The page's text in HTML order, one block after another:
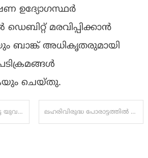
ഉദ്യോഗസ്ഥർ
മരവിപ്പിക്കാൻ
ബാങ്ക് അധികൃതരുമായി
ചെയ്തു.
ലഹരിവിരുദ്ധ പോരാട്ടത്തിൽ സമസ്തയും;’തൂഫാൻ വാറിയർ’ ആയി ജിഫ്രി മുത്തുക്കോയ തങ്ങൾ